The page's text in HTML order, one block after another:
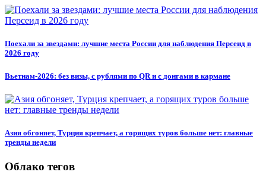
Поехали за звездами: лучшие места России для наблюдения Персеид в
2026 году
Вьетнам-2026: без визы, с рублями по QR и с донгами в кармане
Азия обгоняет, Турция крепчает, а горящих туров больше нет: главные
тренды недели
Облако тегов